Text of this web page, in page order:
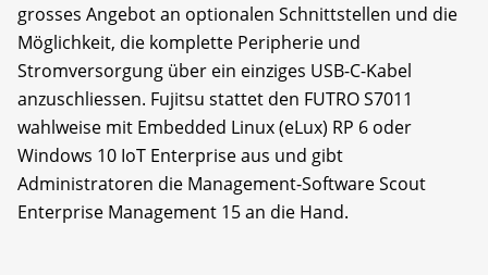
grosses Angebot an optionalen Schnittstellen und die
Möglichkeit, die komplette Peripherie und
Stromversorgung über ein einziges USB-C-Kabel
anzuschliessen. Fujitsu stattet den FUTRO S7011
wahlweise mit Embedded Linux (eLux) RP 6 oder
Windows 10 IoT Enterprise aus und gibt
Administratoren die Management-Software Scout
Enterprise Management 15 an die Hand.